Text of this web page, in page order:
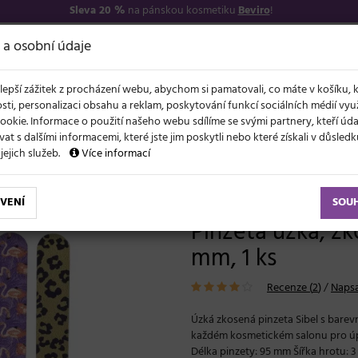
Sleva 20 % na pánskou kosmetikuBeviro!
NOVĚ LÉTO A VLASY AKCE
Pinzeta úzká,
mm, 1 ks
Recenze (2)/
Úzká zkosená pinzeta Sibel s
každém kosmetickém salonu pro
Délka pinzety: 95 mm Šířka hrotu:
osobní údaje
zážitek z procházení webu, abychom si pamatovali, co máte v košíku,
personalizaci obsahu a reklam, poskytování funkcí sociálních médií
Informace o použití našeho webu sdílíme se svými partnery, kteří
s dalšími informacemi, které jste jim poskytli nebo které získali v
služeb.
Více informací